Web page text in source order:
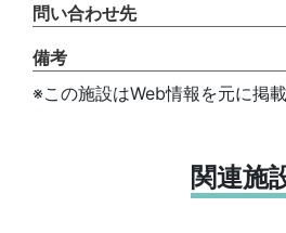
問い合わせ先
備考
※この施設はWeb情報を元に掲
関連施